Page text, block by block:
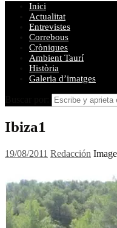
Inici
Actualitat
Entrevistes
Correbous
Cròniques
Ambient Taurí
Història
Galeria d’imatges
Ibiza1
19/08/2011 Redacción